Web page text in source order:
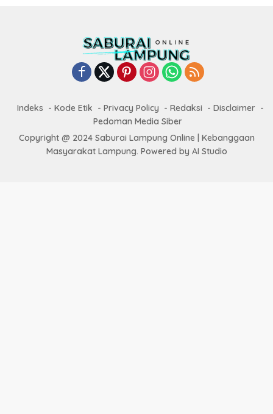
Indeks Kode Etik Privacy Policy Redaksi
Disclaimer
Pedoman Media Siber
Copyright @ 2024 Saburai Lampung Online | Kebanggaan
Masyarakat Lampung. Powered by AI Studio